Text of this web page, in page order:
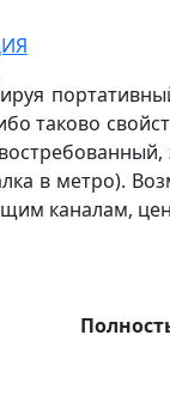
таково
в метро).
каналам,